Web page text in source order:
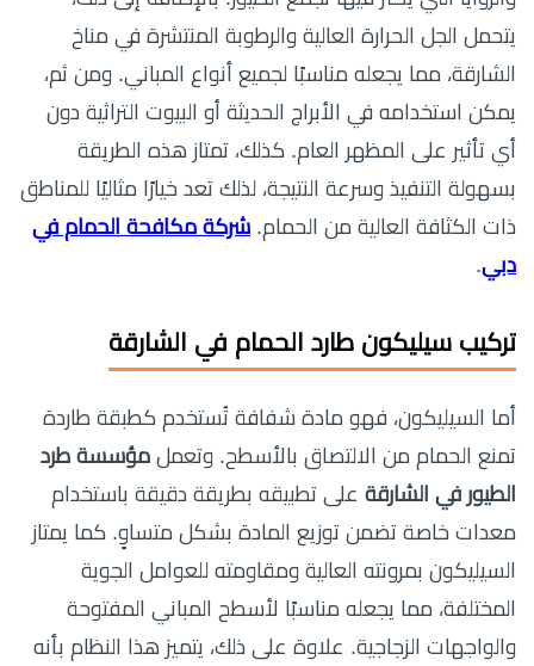
يتحمل الجل الحرارة العالية والرطوبة المنتشرة في مناخ
الشارقة، مما يجعله مناسبًا لجميع أنواع المباني. ومن ثم،
يمكن استخدامه في الأبراج الحديثة أو البيوت التراثية دون
أي تأثير على المظهر العام. كذلك، تمتاز هذه الطريقة
بسهولة التنفيذ وسرعة النتيجة، لذلك تعد خيارًا مثاليًا للمناطق
ذات الكثافة العالية من الحمام. شركة مكافحة الحمام في
دبي.
تركيب سيليكون طارد الحمام في الشارقة
أما السيليكون، فهو مادة شفافة تُستخدم كطبقة طاردة
تمنع الحمام من الالتصاق بالأسطح. وتعمل مؤسسة طرد
الطيور في الشارقة على تطبيقه بطريقة دقيقة باستخدام
معدات خاصة تضمن توزيع المادة بشكل متساوٍ. كما يمتاز
السيليكون بمرونته العالية ومقاومته للعوامل الجوية
المختلفة، مما يجعله مناسبًا لأسطح المباني المفتوحة
والواجهات الزجاجية. علاوة على ذلك، يتميز هذا النظام بأنه